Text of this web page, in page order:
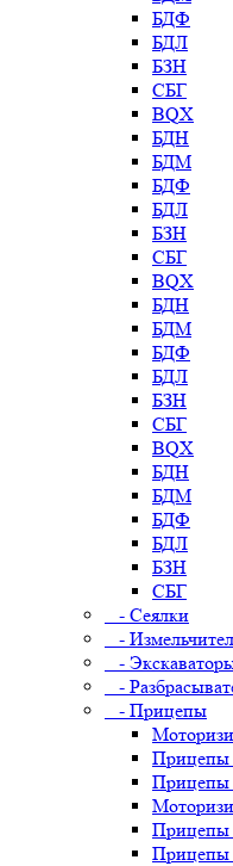
БДФ
БДЛ
БЗН
СБГ
BQX
БДН
БДМ
БДФ
БДЛ
БЗН
СБГ
BQX
БДН
БДМ
БДФ
БДЛ
БЗН
СБГ
BQX
БДН
БДМ
БДФ
БДЛ
БЗН
СБГ
- Сеялки
-
-
-
- Прицепы
Прицепы
Прицепы
Прицепы
Прицепы